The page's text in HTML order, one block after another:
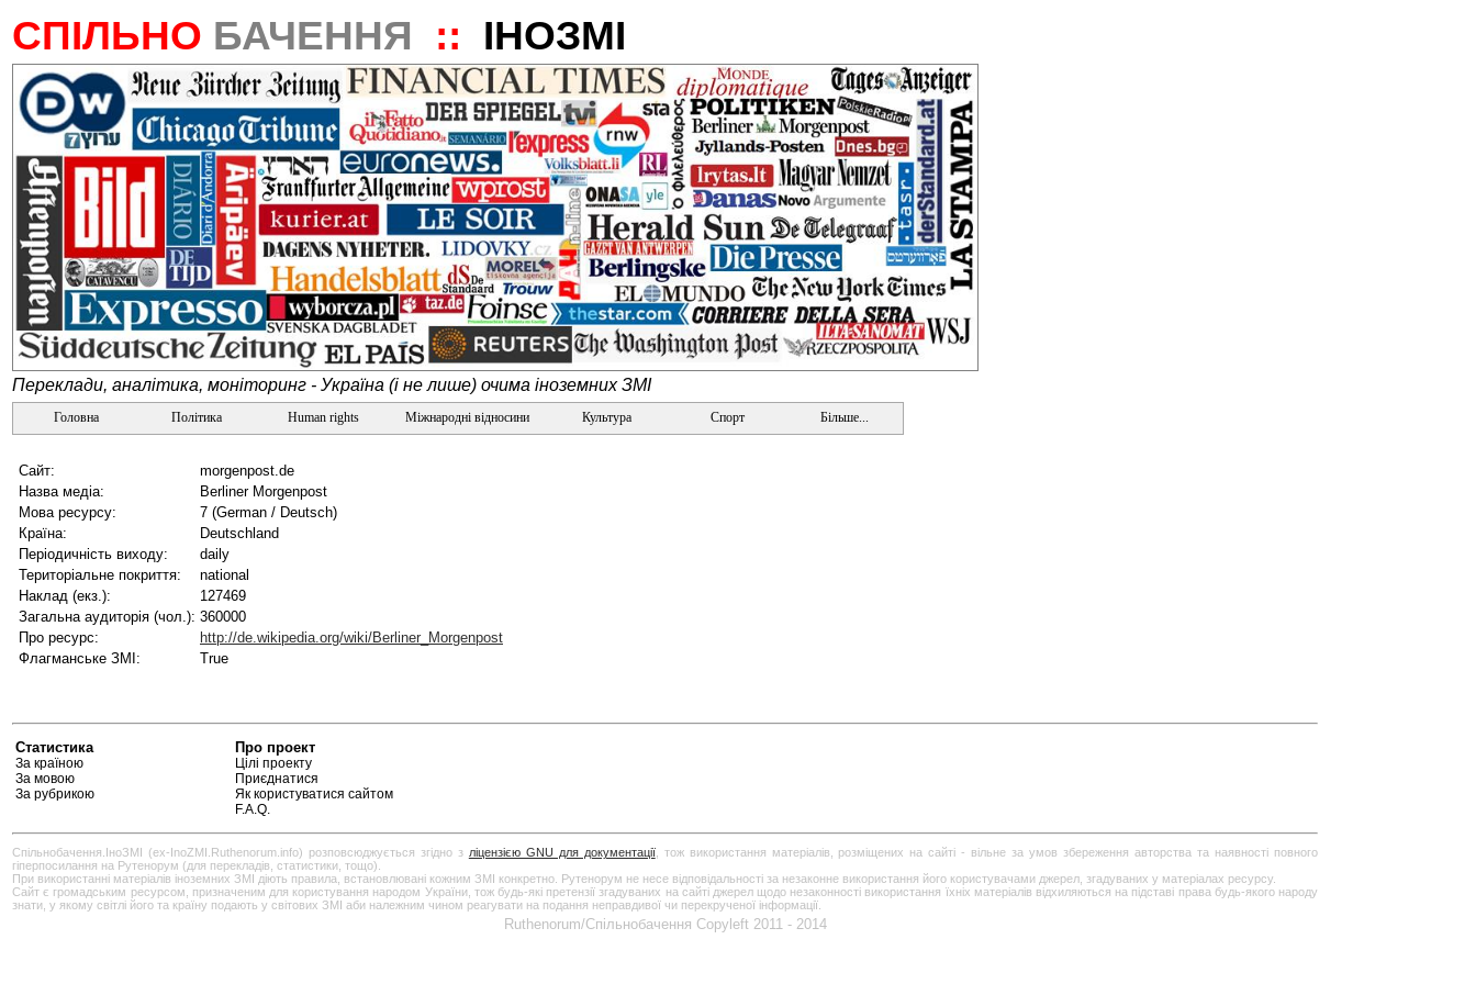
СПІЛЬНО БАЧЕННЯ :: ІНОЗМІ
Переклади, аналітика, моніторинг - Україна (і не лише) очима іноземних ЗМІ
Головна Політика Human rights Міжнародні відносини Культура Спорт Більше...
Сайт:
morgenpost.de
Назва медіа:
Berliner Morgenpost
Мова ресурсу:
7 (German / Deutsch)
Країна:
Deutschland
Періодичність виходу:
daily
Територіальне покриття:
national
Наклад (екз.):
127469
Загальна аудиторія (чол.): 360000
Про ресурс:
http://de.wikipedia.org/wiki/Berliner_Morgenpost
Флагманське ЗМІ:
True
Статистика
За країною
За мовою
За рубрикою
Про проект
Цілі проекту
Приєднатися
Як користуватися сайтом
F.A.Q.
Спільнобачення.ІноЗМІ (ex-InoZMI.Ruthenorum.info) розповсюджується згідно з ліцензією GNU для документації, тож використання матеріалів, розміщених на сайті - вільне за умов збереження авторства та наявності повного
гіперпосилання на Рутенорум (для перекладів, статистики, тощо).
При використанні матеріалів іноземних ЗМІ діють правила, встановлювані кожним ЗМІ конкретно. Рутенорум не несе відповідальності за незаконне використання його користувачами джерел, згадуваних у матеріалах ресурсу.
Сайт є громадським ресурсом, призначеним для користування народом України, тож будь-які претензії згадуваних на сайті джерел щодо незаконності використання їхніх матеріалів відхиляються на підставі права будь-якого народу
знати, у якому світлі його та країну подають у світових ЗМІ аби належним чином реагувати на подання неправдивої чи перекрученої інформації.
Ruthenorum/Спільнобачення Copyleft 2011 - 2014